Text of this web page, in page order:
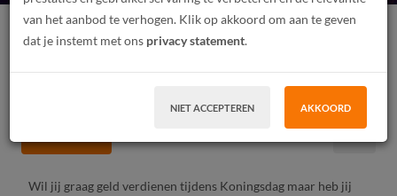
Festivalmedewerker Junior, Medior
Fulltime, Parttime
Wil jij graag geld verdienen tijdens Koningsdag maar heb jij
van het aanbod te verhogen. Klik op akkoord om aan te geven
dat je instemt met ons privacy statement.
NIET ACCEPTEREN AKKOORD